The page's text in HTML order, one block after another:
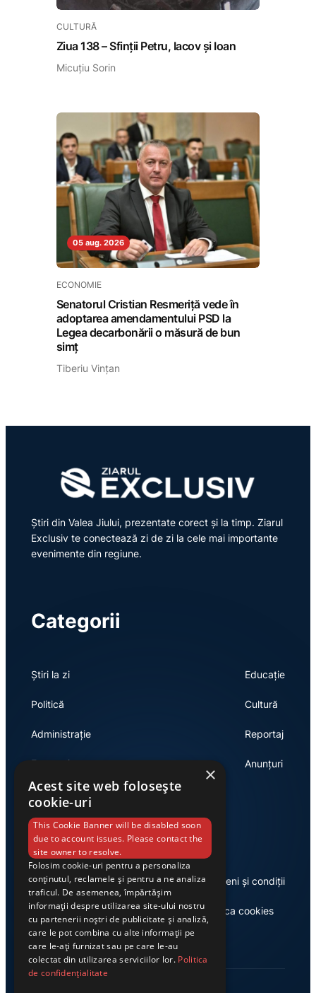
CULTURĂ
Ziua 138 – Sfinții Petru, Iacov și Ioan
Micuțiu Sorin
05 aug. 2026
ECONOMIE
Senatorul Cristian Resmeriță vede în
adoptarea amendamentului PSD la
Legea decarbonării o măsură de bun
simț
Tiberiu Vințan
Știri din Valea Jiului, prezentate corect și la timp. Ziarul
Exclusiv te conectează zi de zi la cele mai importante
evenimente din regiune.
Categorii
Știri la zi
Politică
Administrație
Economie
Educație
Cultură
Reportaj
Anunțuri
Link-uri utile
Despre noi
Casa de editură Exclusiv
Termeni și condiții
Politica cookies
×
Acest site web folosește
cookie-uri
This Cookie Banner will be disabled soon
due to account issues. Please contact the
site owner to resolve.
Folosim cookie-uri pentru a personaliza
conținutul, reclamele și pentru a ne analiza
traficul. De asemenea, împărtășim
informații despre utilizarea site-ului nostru
cu partenerii noștri de publicitate și analiză,
care le pot combina cu alte informații pe
care le-ați furnizat sau pe care le-au
colectat din utilizarea serviciilor lor. Politica
de confidențialitate